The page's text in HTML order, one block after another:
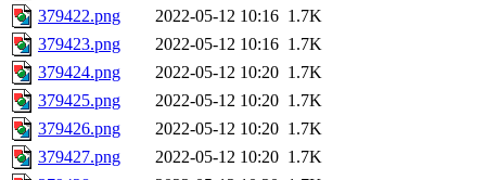
379422.png
2022-05-12 10:16 1.7K
379423.png
2022-05-12 10:16 1.7K
379424.png
2022-05-12 10:20 1.7K
379425.png
2022-05-12 10:20 1.7K
379426.png
2022-05-12 10:20 1.7K
379427.png
2022-05-12 10:20 1.7K